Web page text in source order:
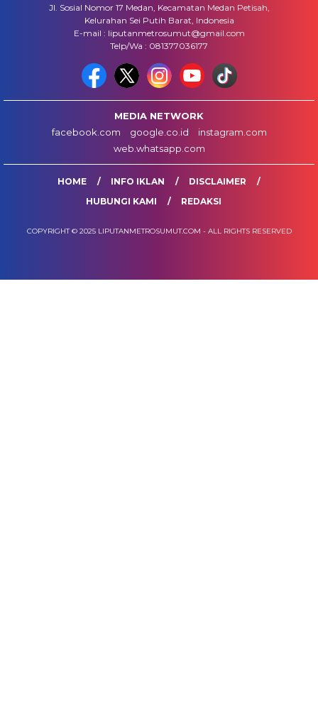
Jl. Sosial Nomor 17 Medan, Kecamatan Medan Petisah,
Kelurahan Sei Putih Barat, Indonesia
E-mail : liputanmetrosumut@gmail.com
Telp/Wa : 081377036177
MEDIA NETWORK
facebook.com
google.co.id
instagram.com
web.whatsapp.com
HOME INFO IKLAN
DISCLAIMER
HUBUNGI KAMI
REDAKSI
COPYRIGHT © 2025 LIPUTANMETROSUMUT.COM - ALL RIGHTS RESERVED